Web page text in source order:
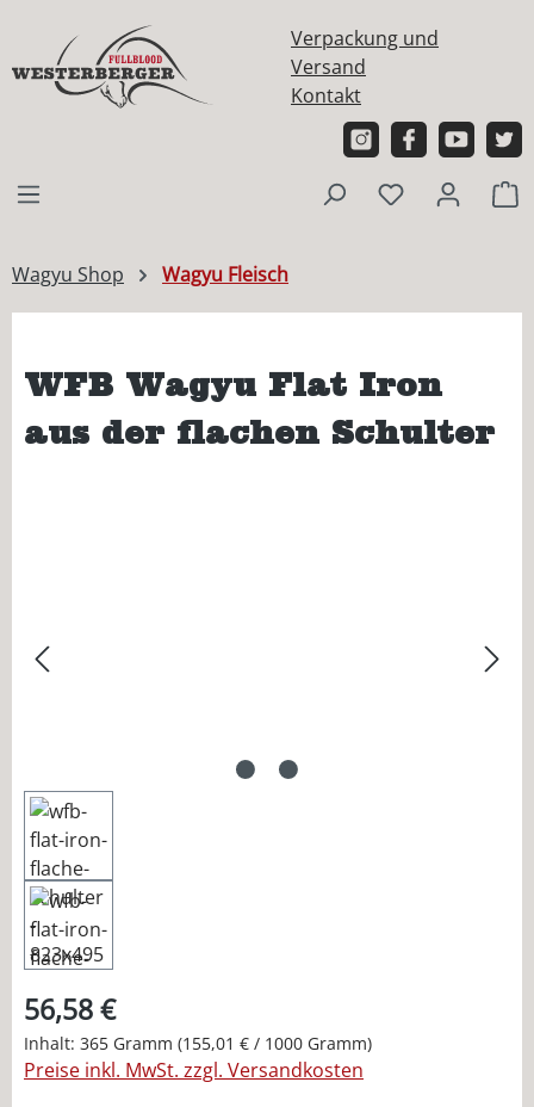
Verpackung und
Versand
Kontakt
Wagyu Shop Wagyu Fleisch
WFB Wagyu Flat Iron
aus der flachen Schulter
56,58 €
Inhalt: 365 Gramm (155,01 € / 1000 Gramm)
Preise inkl. MwSt. zzgl. Versandkosten